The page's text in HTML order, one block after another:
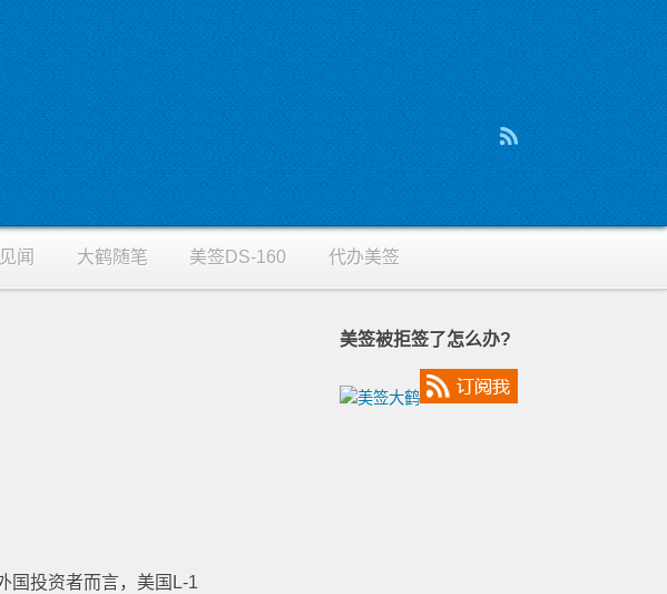
闻 大鹤随笔 美签DS-160 代办美签
国投资者而言，美国L-1
美签被拒签了怎么办?